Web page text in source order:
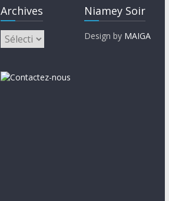
Archives Niamey Soir
Design by MAIGA